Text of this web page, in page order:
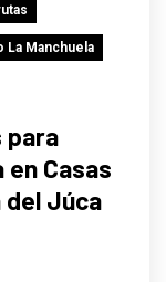
La Manchuela
para
Casas
del Júca